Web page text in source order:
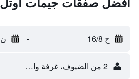
ح 16/8 - ن 17/8
2 من الضيوف، غرفة واحدة